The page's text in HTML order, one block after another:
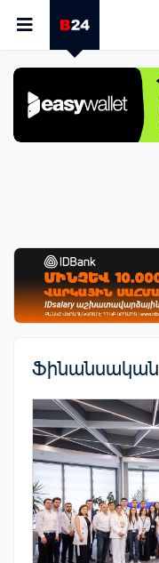
Ֆինանսական